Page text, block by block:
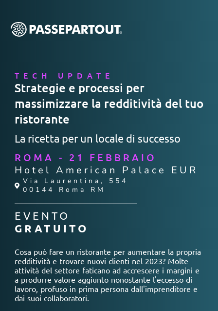
TECH UPDATE
Strategie e processi per
massimizzare la redditività del tuo
ristorante
La ricetta per un locale di successo
ROMA - 21 FEBBRAIO
Hotel American Palace EUR
Via Laurentina, 554
00144 Roma RM
EVENTO
GRATUITO
Cosa può fare un ristorante per aumentare la propria
redditività e trovare nuovi clienti nel 2023? Molte
attività del settore faticano ad accrescere i margini e
a produrre valore aggiunto nonostante l'eccesso di
lavoro, profuso in prima persona dall'imprenditore e
dai suoi collaboratori.